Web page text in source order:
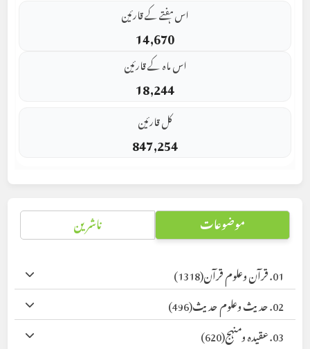
اس ہفتے کے قارئین
14,670
اس ماہ کے قارئین
18,244
کل قارئین
847,254
موضوعات ناشرین
01. قرآن وعلوم قرآن
(1318)
02. حدیث وعلوم حدیث
(496)
03. عقیدہ ومنہج
(620)